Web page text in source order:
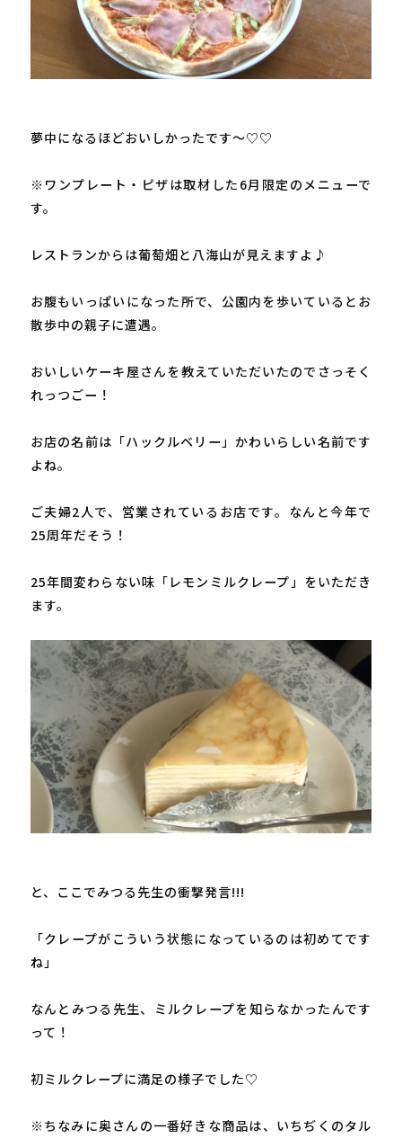
夢中になるほどおいしかったです～♡♡
※ワンプレート・ピザは取材した6月限定のメニューで
す。
レストランからは葡萄畑と八海山が見えますよ♪
お腹もいっぱいになった所で、公園内を歩いているとお
散歩中の親子に遭遇。
おいしいケーキ屋さんを教えていただいたのでさっそく
れっつごー！
お店の名前は「ハックルベリー」かわいらしい名前です
よね。
ご夫婦2人で、営業されているお店です。なんと今年で
25周年だそう！
25年間変わらない味「レモンミルクレープ」をいただき
ます。
と、ここでみつる先生の衝撃発言!!!
「クレープがこういう状態になっているのは初めてです
ね」
なんとみつる先生、ミルクレープを知らなかったんです
って！
初ミルクレープに満足の様子でした♡
※ちなみに奥さんの一番好きな商品は、いちぢくのタル